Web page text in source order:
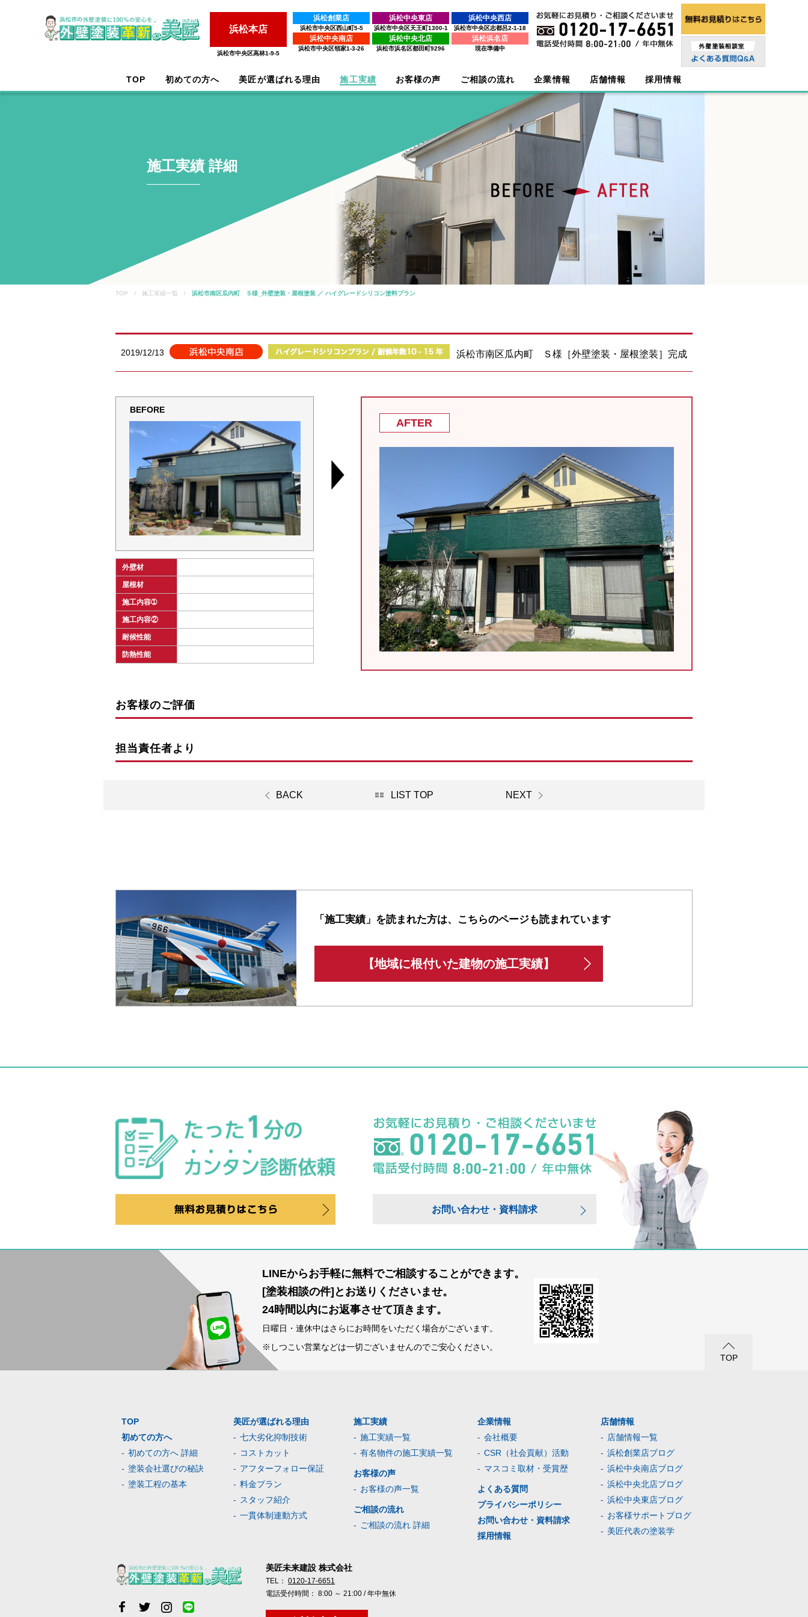
浜松本店
浜松市中央区高林1-9-5
浜松創業店
浜松市中央区西山町5-5
浜松中央東店
浜松市中央区天王町1300-1
浜松中央西店
浜松市中央区志都呂2-1-18
浜松中央南店
浜松市中央区領家1-3-26
浜松中央北店
浜松市浜名区都田町9296
浜松浜名店
現在準備中
TOP 初めての方へ 美匠が選ばれる理由 施工実績 お客様の声 ご相談の流れ 企業情報 店舗情報 採用情報
施工実績 詳細
TOP / 施工実績一覧 / 浜松市南区瓜内町 Ｓ様_外壁塗装・屋根塗装 ／ ハイグレードシリコン塗料プラン
2019/12/13 浜松市南区瓜内町 Ｓ様［外壁塗装・屋根塗装］完成
BEFORE
外壁材
屋根材
施工内容➀
施工内容②
耐候性能
防熱性能
AFTER
お客様のご評価
担当責任者より
BACK LIST TOP NEXT
「施工実績」を読まれた方は、 こちらのページも読まれています
【地域に根付いた建物の施工実績】
お問い合わせ・資料請求
LINEからお手軽に無料でご相談することができます。
[塗装相談の件]とお送りくださいませ。
24時間以内にお返事させて頂きます。
日曜日・連休中はさらにお時間をいただく場合がございます。
※しつこい営業などは一切ございませんのでご安心ください。
TOP
TOP
初めての方へ
初めての方へ 詳細
塗装会社選びの秘訣
塗装工程の基本
美匠が選ばれる理由
七大劣化抑制技術
コストカット
アフターフォロー保証
料金プラン
スタッフ紹介
一貫体制連動方式
施工実績
施工実績一覧
有名物件の施工実績一覧
お客様の声
お客様の声一覧
ご相談の流れ
ご相談の流れ 詳細
企業情報
会社概要
CSR（社会貢献）活動
マスコミ取材・受賞歴
よくある質問
プライバシーポリシー
お問い合わせ・資料請求
採用情報
店舗情報
店舗情報一覧
浜松創業店ブログ
浜松中央南店ブログ
浜松中央北店ブログ
浜松中央東店ブログ
お客様サポートブログ
美匠代表の塗装学
美匠未来建設 株式会社
TEL： 0120-17-6651
電話受付時間： 8:00 ～ 21:00 / 年中無休